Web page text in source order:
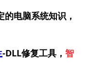
电脑系统知识，
-DLL修复工具， 智